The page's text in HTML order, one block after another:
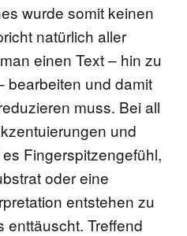
wurde somit keinen
natürlich aller
einen Text – hin zu
bearbeiten und damit
muss. Bei all
und
Fingerspitzengefühl,
oder eine
entstehen zu
enttäuscht. Treffend